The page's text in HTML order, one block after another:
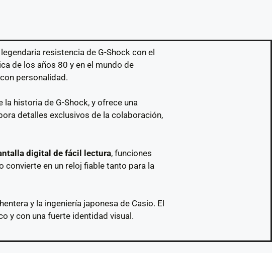
resistencia de G-Shock con el
de los años 80 y en el mundo de
personalidad.
la historia de G-Shock, y ofrece una
detalles exclusivos de la colaboración,
digital de fácil lectura, funciones
convierte en un reloj fiable tanto para la
y la ingeniería japonesa de Casio. El
y con una fuerte identidad visual.